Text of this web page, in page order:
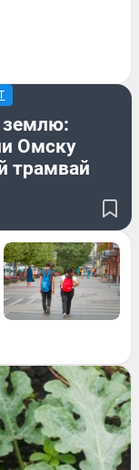
землю:
Омску
трамвай